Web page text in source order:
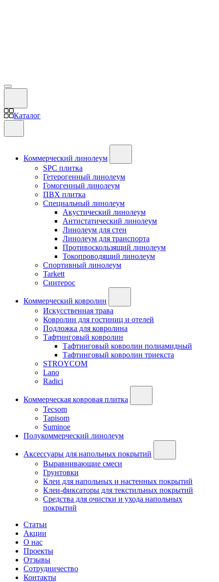
Каталог
Коммерческий линолеум
SPC плитка
Гетерогенный линолеум
Гомогенный линолеум
ПВХ плитка
Специальный линолеум
Акустический линолеум
Антистатический линолеум
Линолеум для стен
Линолеум для транспорта
Противоскользящий линолеум
Токопроводящий линолеум
Спортивный линолеум
Tarkett
Синтерос
Коммерческий ковролин
Искусственная трава
Ковролин для гостиниц и отелей
Подложка для ковролина
Тафтинговый ковролин
Тафтинговый ковролин полиамидный
Тафтинговый ковролин триекста
STROYCOM
Lano
Radici
Коммерческая ковровая плитка
Tecsom
Tapisom
Suminoe
Полукоммерческий линолеум
Аксессуары для напольных покрытий
Выравнивающие смеси
Грунтовки
Клеи для напольных и настенных покрытий
Клеи-фиксаторы для текстильных покрытий
Средства для очистки и ухода напольных
покрытий
Статьи
Акции
О нас
Проекты
Отзывы
Сотрудничество
Контакты